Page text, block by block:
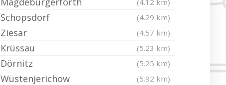
(4.12 km)
Schopsdorf (4.29 km)
Ziesar (4.57 km)
Krüssau (5.23 km)
Dörnitz (5.25 km)
Wüstenjerichow (5.92 km)